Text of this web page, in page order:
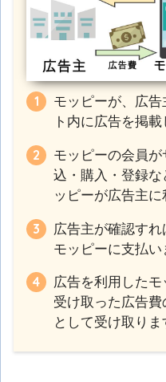
モッピーが、広
ト内に広告を掲載
モッピーの会員
込・購入・登録
ッピーが広告主に
広告主が確認す
モッピーに支払い
広告を利用した
受け取った広告
として受け取りま